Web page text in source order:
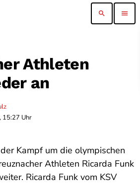
search menu
Athleten
an
15:27 Uhr
Kampf um die olympischen
Athleten Ricarda Funk
Ricarda Funk vom KSV